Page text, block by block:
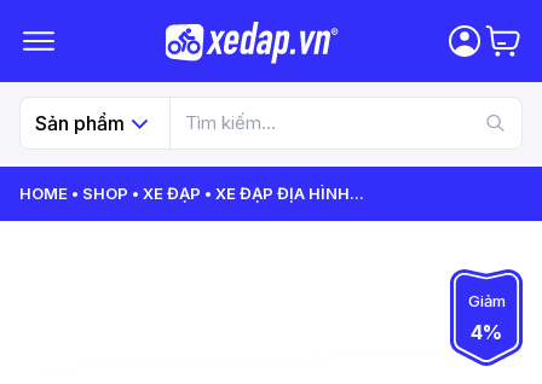
Sản phẩm
HOME SHOP XE ĐẠP XE ĐẠP ĐỊA HÌNH...
Giảm
4%